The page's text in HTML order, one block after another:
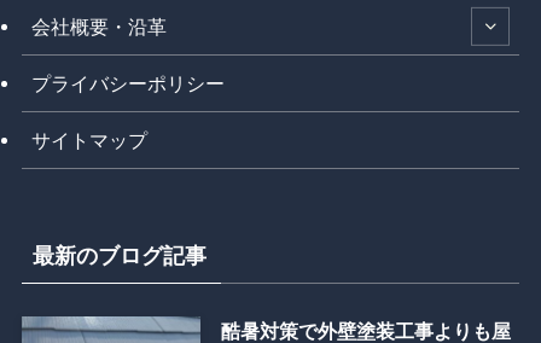
会社概要・沿革
プライバシーポリシー
サイトマップ
最新のブログ記事
酷暑対策で外壁塗装工事よりも屋